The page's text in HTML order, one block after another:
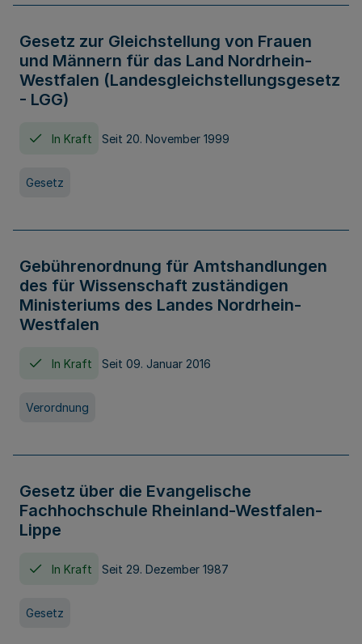
Gesetz zur Gleichstellung von Frauen
und Männern für das Land Nordrhein-
Westfalen (Landesgleichstellungsgesetz
- LGG)
In Kraft Seit 20. November 1999
Gesetz
Gebührenordnung für Amtshandlungen
des für Wissenschaft zuständigen
Ministeriums des Landes Nordrhein-
Westfalen
In Kraft Seit 09. Januar 2016
Verordnung
Gesetz über die Evangelische
Fachhochschule Rheinland-Westfalen-
Lippe
In Kraft Seit 29. Dezember 1987
Gesetz